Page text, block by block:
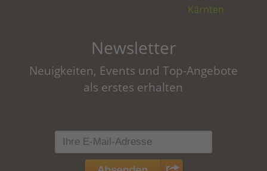
Kärnten
Newsletter
Neuigkeiten, Events und Top-Angebote
als erstes erhalten